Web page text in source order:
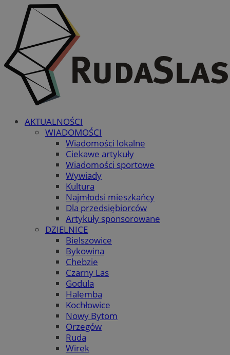
AKTUALNOŚCI
WIADOMOŚCI
Wiadomości lokalne
Ciekawe artykuły
Wiadomości sportowe
Wywiady
Kultura
Najmłodsi mieszkańcy
Dla przedsiębiorców
Artykuły sponsorowane
DZIELNICE
Bielszowice
Bykowina
Chebzie
Czarny Las
Godula
Halemba
Kochłowice
Nowy Bytom
Orzegów
Ruda
Wirek